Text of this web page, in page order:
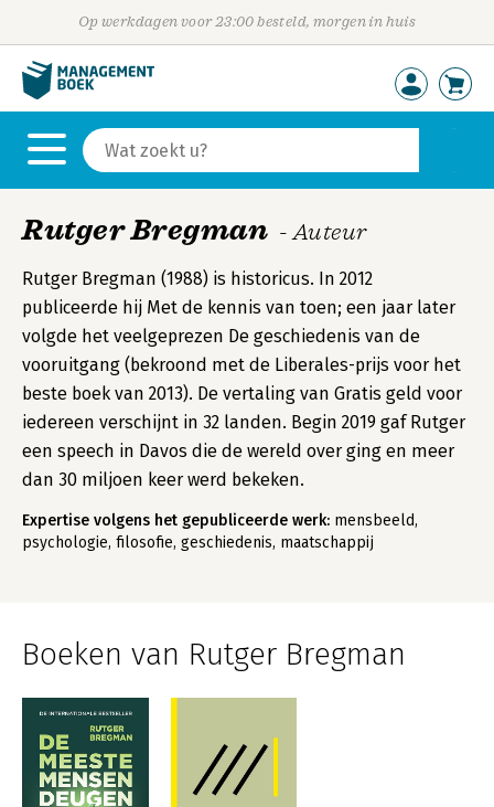
Op werkdagen voor 23:00 besteld, morgen in huis
Rutger Bregman - Auteur
Rutger Bregman (1988) is historicus. In 2012
publiceerde hij Met de kennis van toen; een jaar later
volgde het veelgeprezen De geschiedenis van de
vooruitgang (bekroond met de Liberales-prijs voor het
beste boek van 2013). De vertaling van Gratis geld voor
iedereen verschijnt in 32 landen. Begin 2019 gaf Rutger
een speech in Davos die de wereld over ging en meer
dan 30 miljoen keer werd bekeken.
Expertise volgens het gepubliceerde werk: mensbeeld,
psychologie, filosofie, geschiedenis, maatschappij
Boeken van Rutger Bregman